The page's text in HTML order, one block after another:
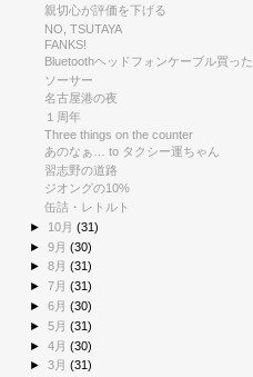
親切心が評価を下げる
NO, TSUTAYA
FANKS!
Bluetoothヘッドフォンケーブル買った
ソーサー
名古屋港の夜
１周年
Three things on the counter
あのなぁ… to タクシー運ちゃん
習志野の道路
ジオングの10%
缶詰・レトルト
► 10月(31)
►9月(30)
►8月(31)
►7月(31)
►6月(30)
►5月(31)
►4月(30)
►3月(31)